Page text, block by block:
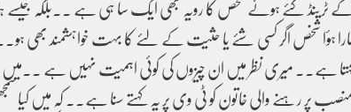
مارا ہؤا شخص اگر کسی شئے یا حثیت کے لئے کا بہت خواہشمند بھی
ہے۔۔ میری نظر میں ان چیزوں کی کوئی اہمیت نہیں ہے
پر رہنے والی خاتون کو ٹی وی پر یہ کہتے سنا ہے.. کہ میں کیا